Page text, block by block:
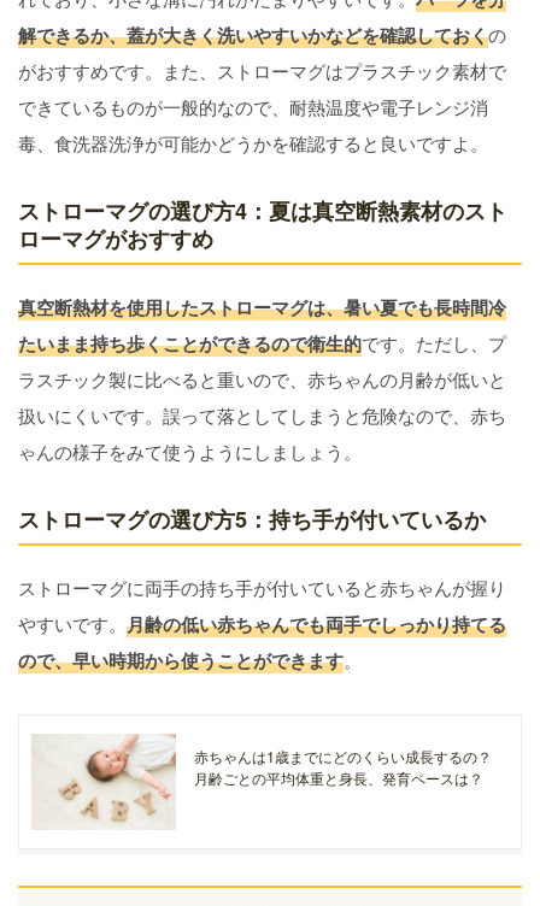
解できるか、蓋が大きく洗いやすいかなどを確認しておくの
がおすすめです。また、ストローマグはプラスチック素材で
できているものが一般的なので、耐熱温度や電子レンジ消
毒、食洗器洗浄が可能かどうかを確認すると良いですよ。
ストローマグの選び方4：夏は真空断熱素材のスト
ローマグがおすすめ
真空断熱材を使用したストローマグは、暑い夏でも長時間冷
たいまま持ち歩くことができるので衛生的です。ただし、プ
ラスチック製に比べると重いので、赤ちゃんの月齢が低いと
扱いにくいです。誤って落としてしまうと危険なので、赤ち
ゃんの様子をみて使うようにしましょう。
ストローマグの選び方5：持ち手が付いているか
ストローマグに両手の持ち手が付いていると赤ちゃんが握り
やすいです。 月齢の低い赤ちゃんでも両手でしっかり持てる
ので、早い時期から使うことができます。
赤ちゃんは1歳までにどのくらい成長するの？
月齢ごとの平均体重と身長、発育ペースは？